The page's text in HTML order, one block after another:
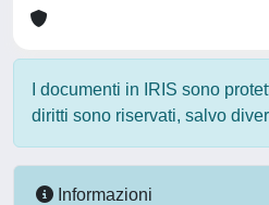
I documenti in IRIS sono
diritti sono riservati, salvo
Informazioni